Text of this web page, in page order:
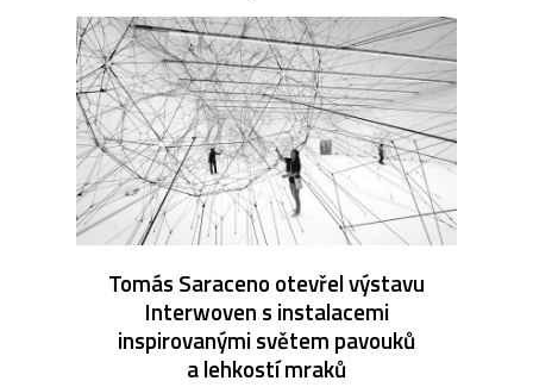
Tomás Saraceno otevřel výstavu
Interwoven s instalacemi
inspirovanými světem pavouků
a lehkostí mraků